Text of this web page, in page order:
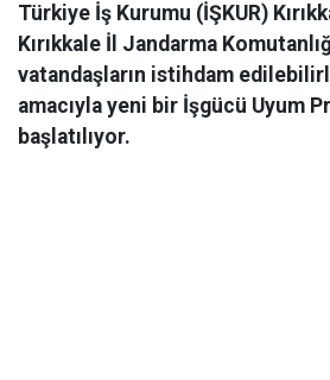
Türkiye İş Kurumu (İŞKUR)
Kırıkkale İl Jandarma
vatandaşların istihdam
amacıyla yeni bir İşgücü Uyum
başlatılıyor.